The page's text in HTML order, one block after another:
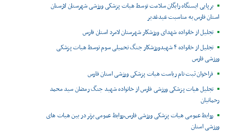
برپایی ایستگاه رایگان سلامت توسط هیات پزشکی ورزشی شهرستان لارستان
استان فارس به مناسبت عیدغدیر
تجلیل از خانواده شهدای ورزشکار شهرستان لامرد استان فارس
تجلیل از خانواده ۴ شهیدورزشکار جنگ تحمیلی سوم توسط هیات پزشکی
ورزشی فارس
فراخوان ثبت نام ریاست هیات پزشکی ورزشی استان فارس
تجلیل هیات پزشکی ورزشی فارس از خانواده شهید جنگ رمضان سید محمد
رحمانیان
روابط عمومی هیات پزشکی ورزشی فارس،روابط عمومی برتر در بین هیات های
ورزشی استان